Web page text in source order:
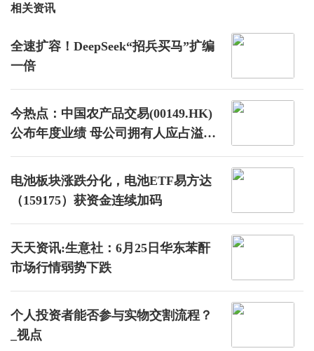
相关资讯
全速扩容！DeepSeek“招兵买马”扩编
一倍
今热点：中国农产品交易(00149.HK)
公布年度业绩 母公司拥有人应占溢利
770万港元 同比减少1.9%
电池板块涨跌分化，电池ETF易方达
（159175）获资金连续加码
天天资讯:生意社：6月25日华东苯酐
市场行情弱势下跌
个人投资者能否参与实物交割流程？
_视点